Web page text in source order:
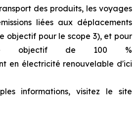
des produits, les voyages
liées aux déplacements
objectif pour le scope 3), et pour
objectif de 100 %
en électricité renouvelable d'ici
informations, visitez le site